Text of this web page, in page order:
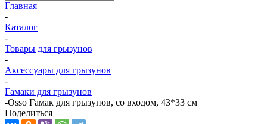
Главная
-
Каталог
-
Товары для грызунов
-
Аксессуары для грызунов
-
Гамаки для грызунов
-Osso Гамак для грызунов, со входом, 43*33 см
Поделиться